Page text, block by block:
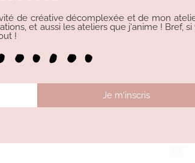
de créative décomplexée et de mon
et aussi les ateliers que j'anime ! Bref,
!
Je m'inscris